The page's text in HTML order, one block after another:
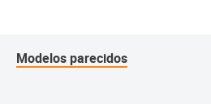
Modelos parecidos